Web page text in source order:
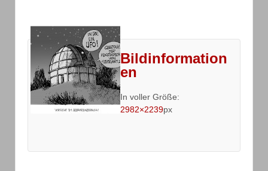
Bildinformation
en
In voller Größe:
2982×2239px